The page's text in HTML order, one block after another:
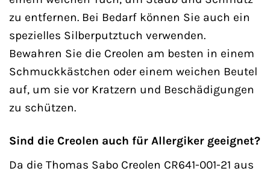
zu entfernen. Bei Bedarf können Sie auch ein
spezielles Silberputztuch verwenden.
Bewahren Sie die Creolen am besten in einem
Schmuckkästchen oder einem weichen Beutel
auf, um sie vor Kratzern und Beschädigungen
zu schützen.
Sind die Creolen auch für Allergiker geeignet?
Da die Thomas Sabo Creolen CR641-001-21 aus